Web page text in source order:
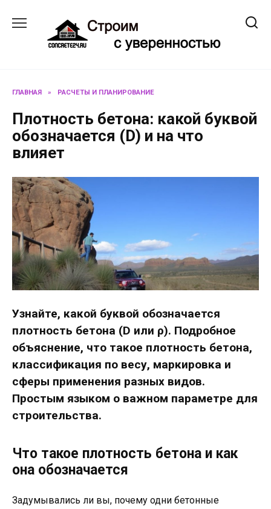
содержанию
ГЛАВНАЯ » РАСЧЕТЫ И ПЛАНИРОВАНИЕ
Плотность бетона: какой буквой
обозначается (D) и на что
влияет
Узнайте, какой буквой обозначается
плотность бетона (D или ρ). Подробное
объяснение, что такое плотность бетона,
классификация по весу, маркировка и
сферы применения разных видов.
Простым языком о важном параметре для
строительства.
Что такое плотность бетона и как
она обозначается
Задумывались ли вы, почему одни бетонные